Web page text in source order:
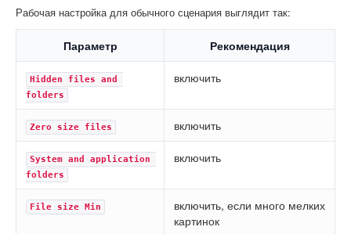
Рабочая настройка для обычного сценария выглядит так:
Параметр Рекомендация
Hidden files and
folders
включить
Zero size files включить
System and application
folders
включить
File size Min
включить, если много мелких
картинок